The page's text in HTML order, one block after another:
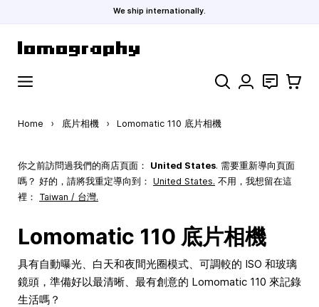
We ship internationally.
Search 聯絡 購物車
Home › 底片相機 › Lomomatic 110 底片相機
你之前訪問過我們的商店頁面： United States. 需要重新導向頁面
嗎？ 好的，請將我重定導向到： United States. 不用，我想留在這
裡： Taiwan / 台灣.
Lomomatic 110 底片相機
具有自動曝光、白天和夜間光圈模式、可調較的 ISO 和玻璃
鏡頭，準備好以最清晰、最有創意的 Lomomatic 110 來記錄
生活嗎？